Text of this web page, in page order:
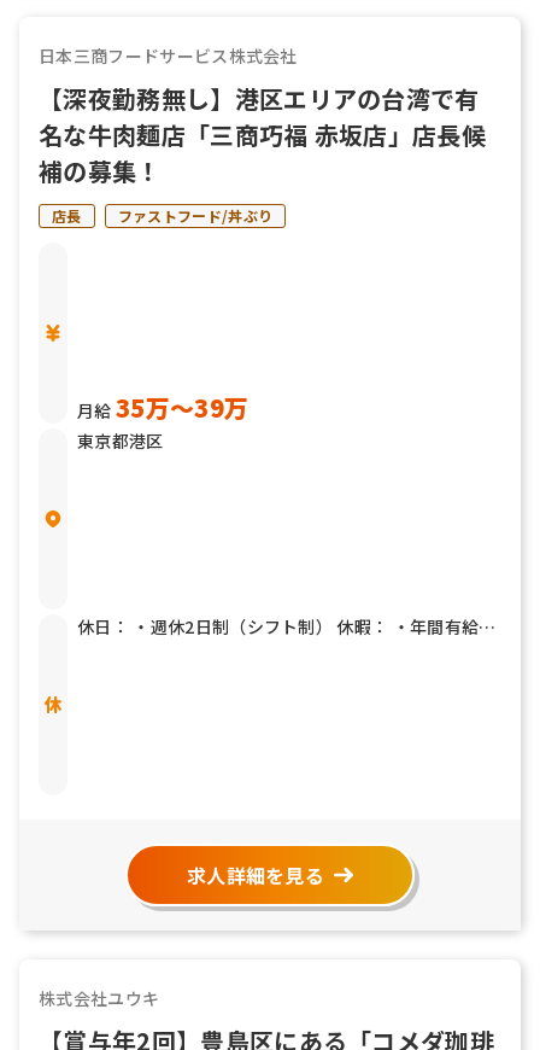
日本三商フードサービス株式会社
【深夜勤務無し】港区エリアの台湾で有
名な牛肉麺店「三商巧福 赤坂店」店長候
補の募集！
店長 ファストフード/丼ぶり
月給 35万〜39万
東京都港区
休日： ・週休2日制（シフト制） 休暇： ・年間有給休
求人詳細を見る
株式会社ユウキ
【賞与年2回】豊島区にある「コメダ珈琲